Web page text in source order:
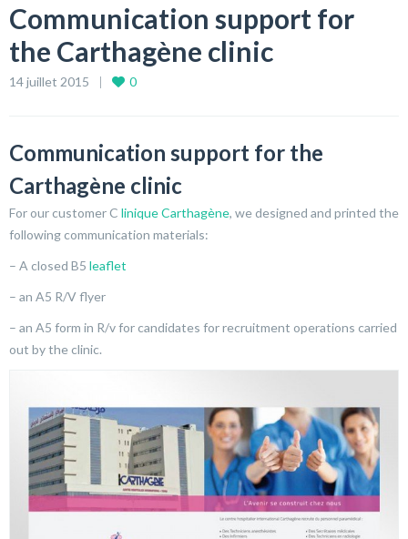
Communication support for
the Carthagène clinic
14 juillet 2015 0
Communication support for the
Carthagène clinic
For our customer C linique Carthagène, we designed and printed the
following communication materials:
– A closed B5 leaflet
– an A5 R/V flyer
– an A5 form in R/v for candidates for recruitment operations carried
out by the clinic.